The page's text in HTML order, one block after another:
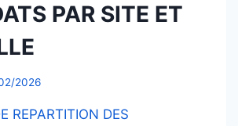
PAR SITE ET
2026
REPARTITION DES